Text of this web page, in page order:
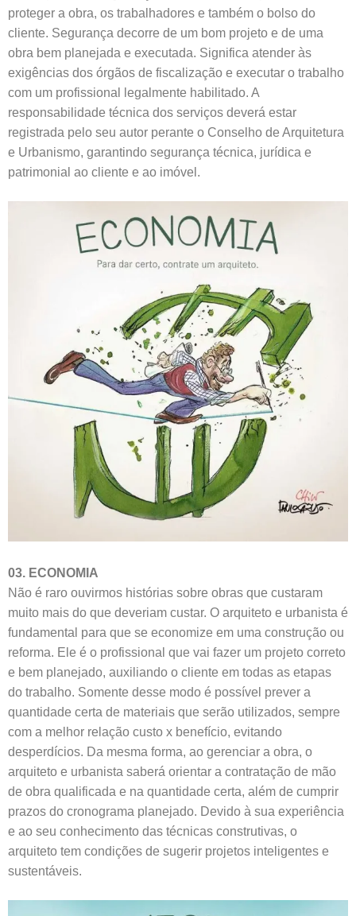
proteger a obra, os trabalhadores e também o bolso do
cliente. Segurança decorre de um bom projeto e de uma
obra bem planejada e executada. Significa atender às
exigências dos órgãos de fiscalização e executar o trabalho
com um profissional legalmente habilitado. A
responsabilidade técnica dos serviços deverá estar
registrada pelo seu autor perante o Conselho de Arquitetura
e Urbanismo, garantindo segurança técnica, jurídica e
patrimonial ao cliente e ao imóvel.
03. ECONOMIA
Não é raro ouvirmos histórias sobre obras que custaram
muito mais do que deveriam custar. O arquiteto e urbanista é
fundamental para que se economize em uma construção ou
reforma. Ele é o profissional que vai fazer um projeto correto
e bem planejado, auxiliando o cliente em todas as etapas
do trabalho. Somente desse modo é possível prever a
quantidade certa de materiais que serão utilizados, sempre
com a melhor relação custo x benefício, evitando
desperdícios. Da mesma forma, ao gerenciar a obra, o
arquiteto e urbanista saberá orientar a contratação de mão
de obra qualificada e na quantidade certa, além de cumprir
prazos do cronograma planejado. Devido à sua experiência
e ao seu conhecimento das técnicas construtivas, o
arquiteto tem condições de sugerir projetos inteligentes e
sustentáveis.